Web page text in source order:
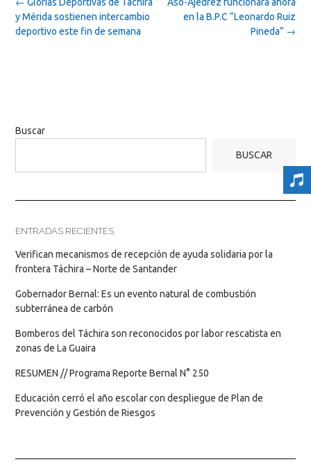
navigation
Aso-Ajedrez funcionará ahora
en la B.P.C “Leonardo Ruiz
Pineda” →
← Glorias Deportivas de Táchira
y Mérida sostienen intercambio
deportivo este fin de semana
Buscar
BUSCAR
ENTRADAS RECIENTES
Verifican mecanismos de recepción de ayuda solidaria por la
frontera Táchira – Norte de Santander
Gobernador Bernal: Es un evento natural de combustión
subterránea de carbón
Bomberos del Táchira son reconocidos por labor rescatista en
zonas de La Guaira
RESUMEN // Programa Reporte Bernal N° 250
Educación cerró el año escolar con despliegue de Plan de
Prevención y Gestión de Riesgos